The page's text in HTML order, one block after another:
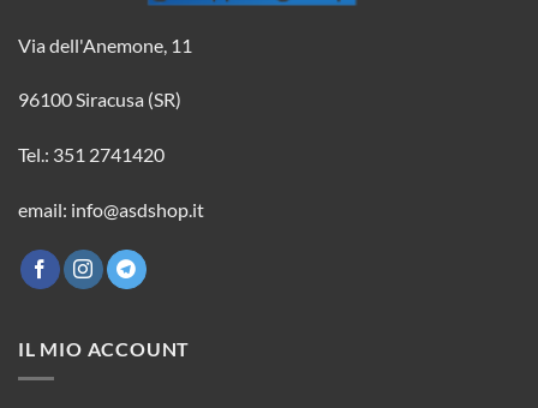
Via dell'Anemone, 11
96100 Siracusa (SR)
Tel.: 351 2741420
email: info@asdshop.it
IL MIO ACCOUNT